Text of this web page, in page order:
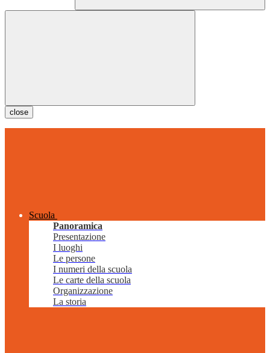
close
Scuola
Panoramica
Presentazione
I luoghi
Le persone
I numeri della scuola
Le carte della scuola
Organizzazione
La storia